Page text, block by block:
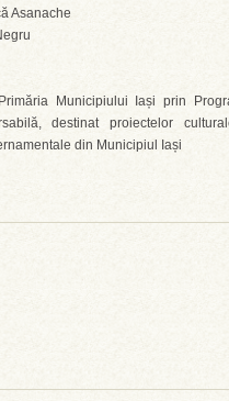
Asanache
Municipiului Iași prin
destinat proiectelor
din Municipiul Iași